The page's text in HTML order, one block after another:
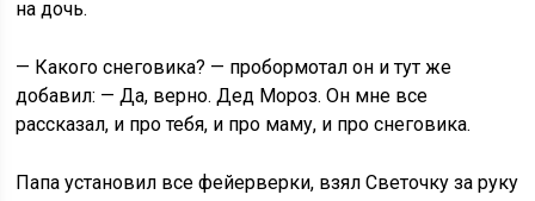
на дочь.
— Какого снеговика? — пробормотал он и тут же
добавил: — Да, верно. Дед Мороз. Он мне все
рассказал, и про тебя, и про маму, и про снеговика.
Папа установил все фейерверки, взял Светочку за руку